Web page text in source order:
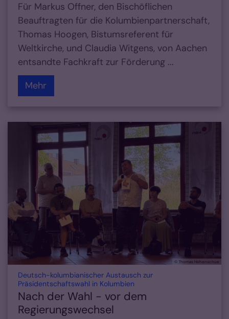
Für Markus Offner, den Bischöflichen
Beauftragten für die Kolumbienpartnerschaft,
Thomas Hoogen, Bistumsreferent für
Weltkirche, und Claudia Witgens, von Aachen
entsandte Fachkraft zur Förderung ...
Mehr
© Thomas Hohenschue
Deutsch-kolumbianischer Austausch zur
Präsidentschaftswahl in Kolumbien
Nach der Wahl - vor dem
Regierungswechsel